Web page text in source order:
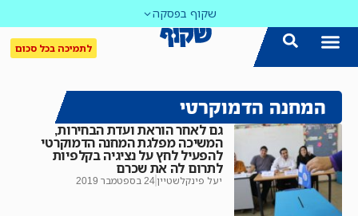
שקוף בפסקה
לתמיכה בכל סכום
המחנה הדמוקרטי
גם לאחר הוראת ועדת הבחירות,
המשיכה מפלגת המחנה הדמוקרטי
להפעיל לחץ על נציגיה בקלפיות
לתרום לה את שכרם
יעל פינקלשטיין24 בספטמבר 2019